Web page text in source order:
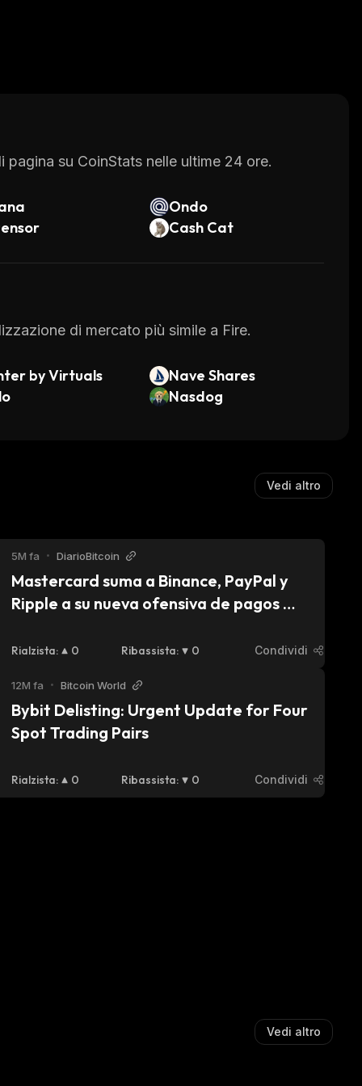
su CoinStats nelle ultime 24 ore.
Ondo
Cash Cat
di mercato più simile a Fire.
by Virtuals
Nave Shares
Nasdog
Vedi altro
5M fa • DiarioBitcoin
Mastercard suma a Binance, PayPal y
Ripple a su nueva ofensiva de pagos
Rialzista: 0 Ribassista: 0 Condividi
12M fa • Bitcoin World
Bybit Delisting: Urgent Update for Four
Spot Trading Pairs
Rialzista: 0 Ribassista: 0 Condividi
Vedi altro